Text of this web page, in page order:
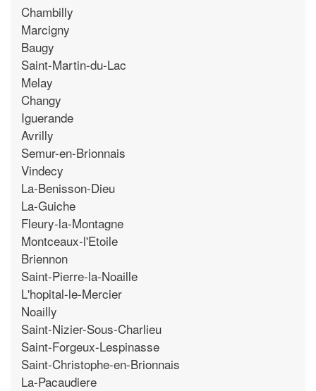
Chambilly
Marcigny
Baugy
Saint-Martin-du-Lac
Melay
Changy
Iguerande
Avrilly
Semur-en-Brionnais
Vindecy
La-Benisson-Dieu
La-Guiche
Fleury-la-Montagne
Montceaux-l'Etoile
Briennon
Saint-Pierre-la-Noaille
L'hopital-le-Mercier
Noailly
Saint-Nizier-Sous-Charlieu
Saint-Forgeux-Lespinasse
Saint-Christophe-en-Brionnais
La-Pacaudiere